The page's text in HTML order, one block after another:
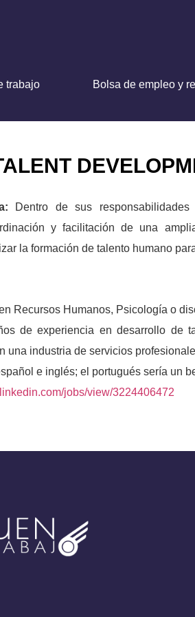
trabajo Bolsa de empleo y
Dentro de sus
y facilitación de una
la formación de talento humano
Recursos Humanos, Psicología o
de experiencia en desarrollo de
una industria de servicios
e inglés; el portugués sería un
jobs/view/3224406472